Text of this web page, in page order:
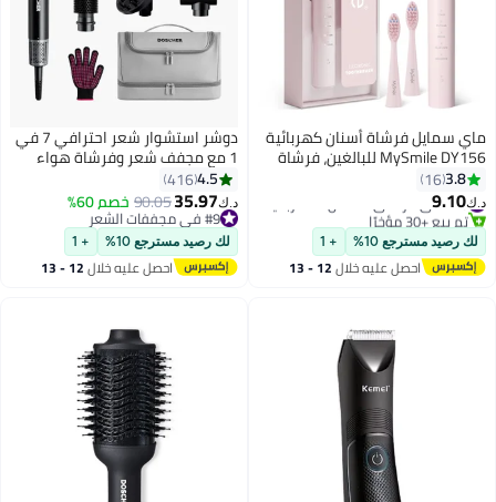
ماي سمايل فرشاة أسنان كهربائية
MySmile DY156 للبالغين، فرشاة
أسنان صوتية قابلة لإعادة الشحن
مؤقت ذكي بـ 2 دقيقة و 5 أوضاع،
45000 دورة في الدقيقة، شحنة
واحدة تكفي لمدة 60 يومًا (وردي،
مقاس متوسط)
3.8
16
د.ك‏9.10
#13 في فراشي الأسنان الكهربائية
تم بيع +30 مؤخرًا
#13 في فراشي الأسنان الكهربائية
لك رصيد مسترجع 10% + 1
احصل عليه خلال 12 - 13
دوشر استشوار شعر احترافي 7 في
1 مع مجفف شعر وفرشاة هواء
ساخن وعصا تجعيد وملحقات ديفيوزر
لفير الشعر يحقق نتائج صالون في
المنزل
4.5
416
د.ك‏35.97
90.05خصم 60%
#9 في مجففات الشعر
#9 في مجففات الشعر
لك رصيد مسترجع 10% + 1
احصل عليه خلال 12 - 13